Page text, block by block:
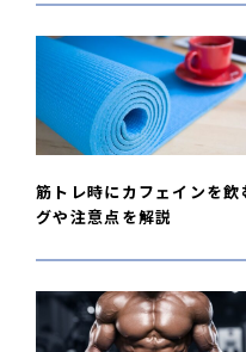
筋トレ時にカフェインを
グや注意点を解説